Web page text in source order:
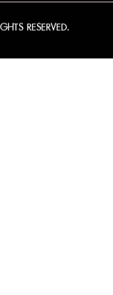
RESERVED.